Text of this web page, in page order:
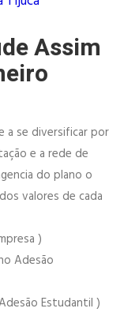
Assim
a se diversificar por
e a rede de
do plano o
valores de cada
)
Adesão
Estudantil )